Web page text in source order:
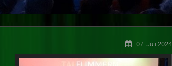
07. Juli 2024